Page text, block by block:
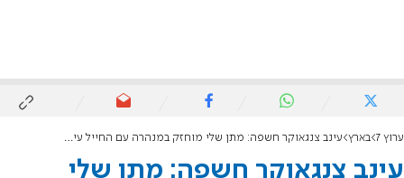
ערוץ 7 בארץ עינב צנגאוקר חשפה: מתן שלי מוחזק במנהרה עם החייל עידן אלכסנדר
עינב צנגאוקר חשפה: מתן שלי